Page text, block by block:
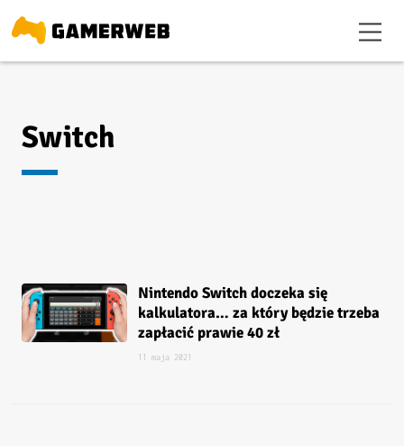
Switch
Nintendo Switch doczeka się
kalkulatora… za który będzie trzeba
zapłacić prawie 40 zł
11 maja 2021